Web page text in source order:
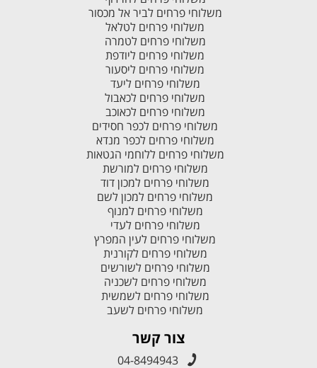
משלוחי פרחים לביר אל מכסור
משלוחי פרחים לטלאל
משלוחי פרחים לטמרה
משלוחי פרחים ליודפת
משלוחי פרחים ליסעור
משלוחי פרחים ליעד
משלוחי פרחים לכאבול
משלוחי פרחים לכאוכב
משלוחי פרחים לכפר חסידים
משלוחי פרחים לכפר מנדא
משלוחי פרחים ללוחמי הגטאות
משלוחי פרחים למורשת
משלוחי פרחים למכון דוד
משלוחי פרחים למכון לשם
משלוחי פרחים למנוף
משלוחי פרחים לעדי
משלוחי פרחים לעין המפרץ
משלוחי פרחים לקורנית
משלוחי פרחים לשורשים
משלוחי פרחים לשכניה
משלוחי פרחים לשמשית
משלוחי פרחים לשעב
צור קשר
04-8494943